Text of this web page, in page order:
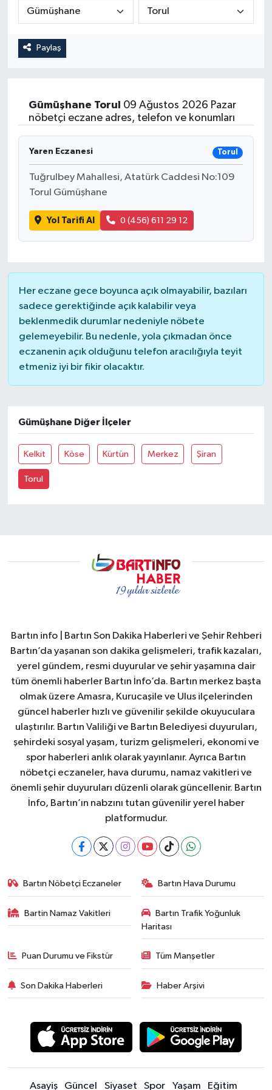
Paylaş
Gümüşhane Torul
09 Ağustos 2026 Pazar
nöbetçi eczane adres, telefon ve konumları
Yaren Eczanesi Torul
Tuğrulbey Mahallesi, Atatürk Caddesi No:109
Torul Gümüşhane
Yol Tarifi Al 0 (456) 611 29 12
Her eczane gece boyunca açık olmayabilir, bazıları
sadece gerektiğinde açık kalabilir veya
beklenmedik durumlar nedeniyle nöbete
gelemeyebilir. Bu nedenle, yola çıkmadan önce
eczanenin açık olduğunu telefon aracılığıyla teyit
etmeniz iyi bir fikir olacaktır.
Gümüşhane Diğer İlçeler
Kelkit Köse Kürtün Merkez Şiran
Torul
Bartın info | Bartın Son Dakika Haberleri ve Şehir Rehberi
Bartın’da yaşanan son dakika gelişmeleri, trafik kazaları,
yerel gündem, resmi duyurular ve şehir yaşamına dair
tüm önemli haberler Bartın İnfo’da. Bartın merkez başta
olmak üzere Amasra, Kurucaşile ve Ulus ilçelerinden
güncel haberler hızlı ve güvenilir şekilde okuyuculara
ulaştırılır. Bartın Valiliği ve Bartın Belediyesi duyuruları,
şehirdeki sosyal yaşam, turizm gelişmeleri, ekonomi ve
spor haberleri anlık olarak yayınlanır. Ayrıca Bartın
nöbetçi eczaneler, hava durumu, namaz vakitleri ve
önemli şehir duyuruları düzenli olarak güncellenir. Bartın
İnfo, Bartın’ın nabzını tutan güvenilir yerel haber
platformudur.
Bartın Nöbetçi Eczaneler Bartın Hava Durumu
Bartin Namaz Vakitleri
Bartın Trafik Yoğunluk
Haritası
Puan Durumu ve Fikstür Tüm Manşetler
Son Dakika Haberleri Haber Arşivi
Asayiş Güncel Siyaset Spor Yaşam Eğitim
Medya
Sağlık
Sivil Toplum
Siyaset
Spor
Turizm
Yerel Yönetimler
DÜNYA
YEREL